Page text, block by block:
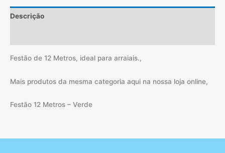
Descrição
Festão de 12 Metros, ideal para arraiais.,
Mais produtos da mesma categoria aqui na nossa loja online,
Festão 12 Metros – Verde